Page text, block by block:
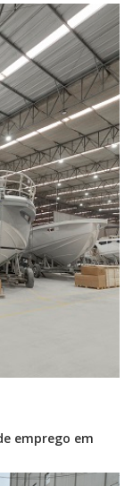
Carecão com debate
emprego em